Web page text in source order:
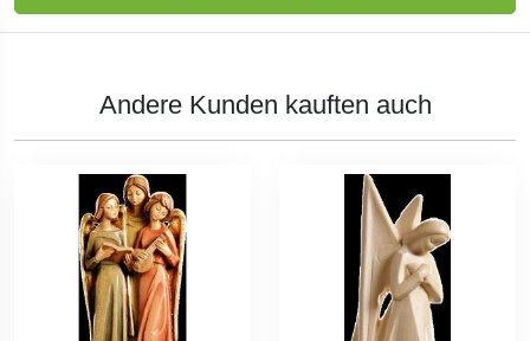
Andere Kunden kauften auch